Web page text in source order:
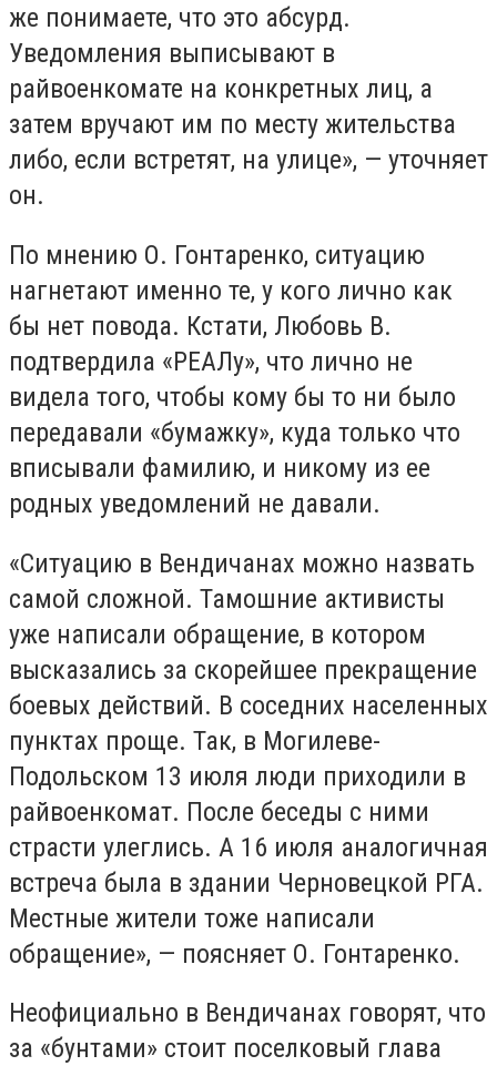
же понимаете, что это абсурд.
Уведомления выписывают в
райвоенкомате на конкретных лиц, а
затем вручают им по месту жительства
либо, если встретят, на улице», — уточняет
он.
По мнению О. Гонтаренко, ситуацию
нагнетают именно те, у кого лично как
бы нет повода. Кстати, Любовь В.
подтвердила «РЕАЛу», что лично не
видела того, чтобы кому бы то ни было
передавали «бумажку», куда только что
вписывали фамилию, и никому из ее
родных уведомлений не давали.
«Ситуацию в Вендичанах можно назвать
самой сложной. Тамошние активисты
уже написали обращение, в котором
высказались за скорейшее прекращение
боевых действий. В соседних населенных
пунктах проще. Так, в Могилеве-
Подольском 13 июля люди приходили в
райвоенкомат. После беседы с ними
страсти улеглись. А 16 июля аналогичная
встреча была в здании Черновецкой РГА.
Местные жители тоже написали
обращение», — поясняет О. Гонтаренко.
Неофициально в Вендичанах говорят, что
за «бунтами» стоит поселковый глава